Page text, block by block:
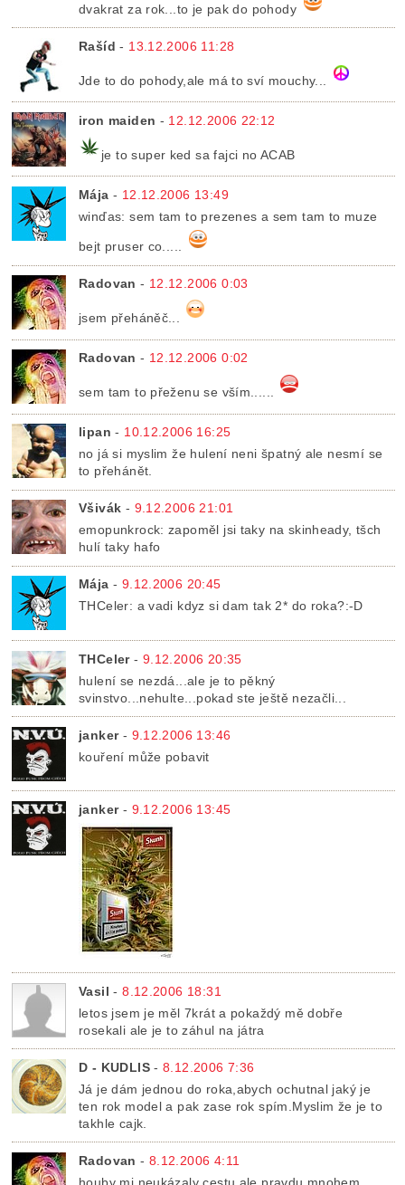
dvakrat za rok...to je pak do pohody
Rašíd - 13.12.2006 11:28
Jde to do pohody,ale má to sví mouchy...
iron maiden - 12.12.2006 22:12
je to super ked sa fajci no ACAB
Mája - 12.12.2006 13:49
winďas: sem tam to prezenes a sem tam to muze
bejt pruser co.....
Radovan - 12.12.2006 0:03
jsem přeháněč...
Radovan - 12.12.2006 0:02
sem tam to přeženu se vším......
lipan - 10.12.2006 16:25
no já si myslim že hulení neni špatný ale nesmí se
to přehánět.
Všivák - 9.12.2006 21:01
emopunkrock: zapoměl jsi taky na skinheady, tšch
hulí taky hafo
Mája - 9.12.2006 20:45
THCeler: a vadi kdyz si dam tak 2* do roka?:-D
THCeler- 9.12.2006 20:35
hulení se nezdá...ale je to pěkný
svinstvo...nehulte...pokad ste ještě nezačli...
janker- 9.12.2006 13:46
kouření může pobavit
janker- 9.12.2006 13:45
Vasil -8.12.2006 18:31
letos jsem je měl 7krát a pokaždý mě dobře
rosekali ale je to záhul na játra
D - KUDLIS-8.12.2006 7:36
Já je dám jednou do roka,abych ochutnal jaký je
ten rok model a pak zase rok spím.Myslim že je to
takhle cajk.
Radovan - 8.12.2006 4:11